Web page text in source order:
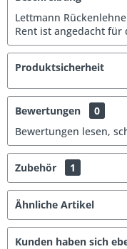
Lettmann
Rent ist angedacht für
Produktsicherheit
Bewertungen
0
Bewertungen lesen,
Zubehör 1
Ähnliche Artikel
Kunden haben sich